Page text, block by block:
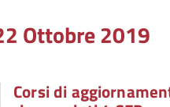
Ottobre 2019
Corsi di